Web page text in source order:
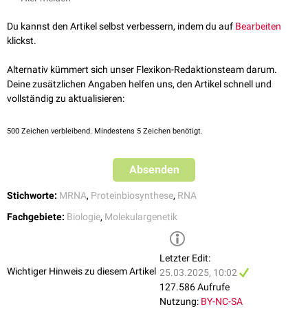
bestimmt. Neben der Länge des Adenin-Schwanzes sind auch andere
Sequenzen, welche die posttranskriptionale Kontrolle
beeinflussen,
beteiligt.
indem Sie die Anlagerung vonDeadenylasenan den Adenin-Schwanz
regulieren.
Du kannst den Artikel selbst verbessern, indem du auf Bearbeiten
klickst.
Alternativ kümmert sich unser Flexikon-Redaktionsteam darum.
Deine zusätzlichen Angaben helfen uns, den Artikel schnell und
vollständig zu aktualisieren:
500 Zeichen verbleibend. Mindestens 5 Zeichen benötigt.
Absenden
Stichworte: MRNA, Proteinbiosynthese, RNA
Fachgebiete: Biologie, Molekulargenetik
Wichtiger Hinweis zu diesem Artikel
Letzter Edit:
25.03.2025, 10:02
127.586 Aufrufe
Nutzung: BY-NC-SA